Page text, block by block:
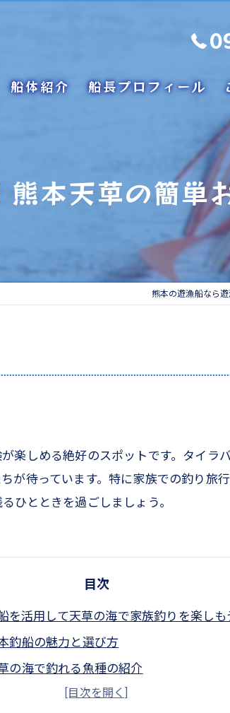
船体紹介 船長プロフィール
本天草の簡単
熊本の遊漁船なら遊
楽しめる絶好のスポットです。タイラ
が待っています。特に家族での釣り旅
ひとときを過ごしましょう。
目次
を活用して天草の海で家族釣りを楽しも
釣船の魅力と選び方
の海で釣れる魚種の紹介
族連れにおすすめの釣りプラン